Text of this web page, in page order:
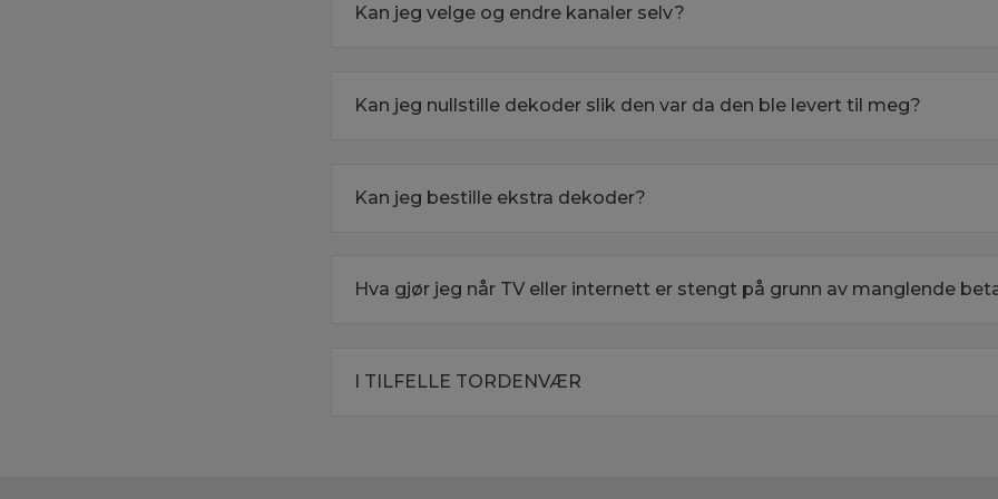
Kan jeg velge og endre kanaler selv?
Kan jeg nullstille dekoder slik den var da den ble levert til meg?
Kan jeg bestille ekstra dekoder?
Hva gjør jeg når TV eller internett er stengt på grunn av manglende
I TILFELLE TORDENVÆR